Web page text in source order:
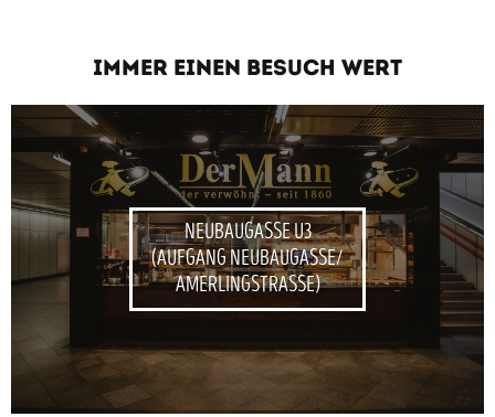
IMMER EINEN BESUCH WERT
NEUBAUGASSE U3
(AUFGANG NEUBAUGASSE/
AMERLINGSTRASSE)